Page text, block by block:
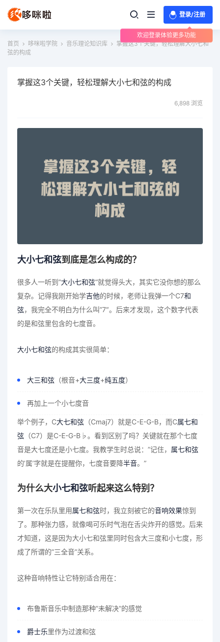
登录/注册
欢迎登录体验更多功能
首页 哆咪啦学院 音乐理论知识库
掌握这3个关键，轻松理解大小七和
弦的构成
掌握这3个关键，轻松理解大小七和弦的构成
6,898 浏览
大小七和弦到底是怎么构成的？
很多人一听到”大小七和弦“就觉得头大，其实它没你想的那么
复杂。记得我刚开始学吉他的时候，老师让我弹一个C7和
弦，我完全不明白为什么叫”7″。后来才发现，这个数字代表
的是和弦里包含的七度音。
大小七和弦的构成其实很简单：
大三和弦 （根音+大三度+纯五度）
再加上一个小七度音
举个例子，C大七和弦 （Cmaj7）就是C-E-G-B，而C属七和
弦 （C7）是C-E-G-B♭。看到区别了吗？关键就在那个七度
音是大七度还是小七度。我教学生时总说：”记住， 属七和弦
的’属’字就是在提醒你，七度音要降半音。”
为什么大小七和弦听起来这么特别？
第一次在乐队里用属七和弦时，我立刻被它的音响效果惊到
了。那种张力感，就像喝可乐时气泡在舌尖炸开的感觉。后来
才知道，这是因为大小七和弦里同时包含大三度和小七度，形
成了所谓的”三全音”关系。
这种音响特性让它特别适合用在：
布鲁斯音乐中制造那种”未解决”的感觉
爵士乐里作为过渡和弦